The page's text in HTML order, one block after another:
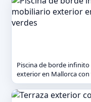
Piscina de borde
exterior en Mallorca